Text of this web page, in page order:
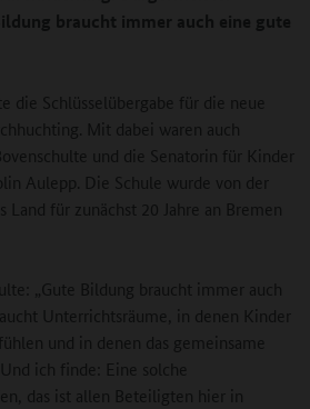
braucht immer auch eine gute
die Schlüsselübergabe für die neue
Mit dabei waren auch
und die Senatorin für Kinder
Aulepp. Die Schule wurde von der
Land für zunächst 20 Jahre an Bremen
„Gute Bildung braucht immer auch
Unterrichtsräume, in denen Kinder
und in denen das gemeinsame
ich finde: Eine solche
das ist allen Beteiligten hier in